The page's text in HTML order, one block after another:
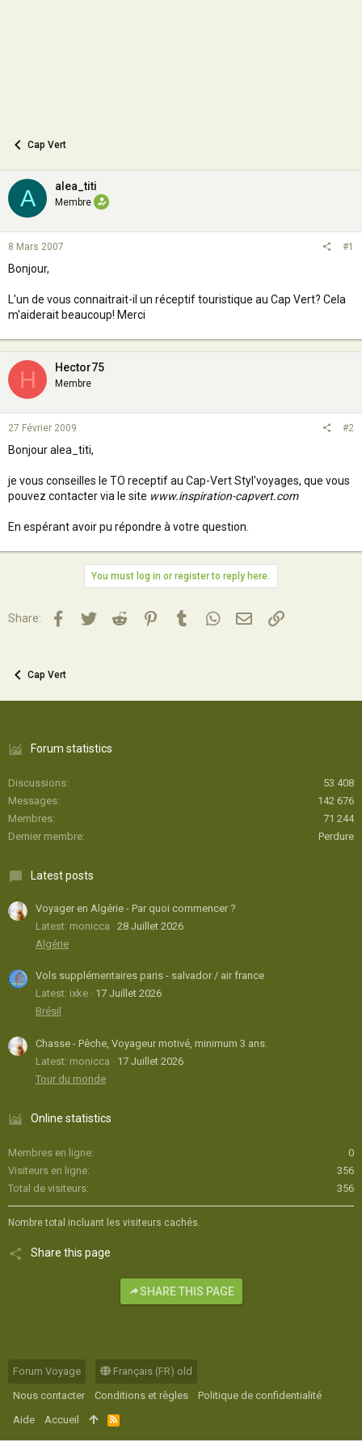
Cap Vert
A alea_titi
Membre
8 Mars 2007 #1
Bonjour,
L'un de vous connaitrait-il un réceptif touristique au Cap Vert? Cela
m'aiderait beaucoup! Merci
H Hector75
Membre
27 Février 2009 #2
Bonjour alea_titi,
je vous conseilles le TO receptif au Cap-Vert Styl'voyages, que vous
pouvez contacter via le site www.inspiration-capvert.com
En espérant avoir pu répondre à votre question.
You must log in or register to reply here.
Share: Facebook
TwitterReddit PinterestTumblrWhatsApp
Email Lien
Cap Vert
Forum statistics
Discussions
53 408
Messages
142 676
Membres
71 244
Dernier membre
Perdure
Latest posts
Voyager en Algérie - Par quoi commencer ?
Latest: monicca
28 Juillet 2026
Algérie
Vols supplémentaires paris - salvador / air france
Latest: ixke
17 Juillet 2026
Brésil
Chasse - Pêche, Voyageur motivé, minimum 3 ans.
Latest: monicca
17 Juillet 2026
Tour du monde
Online statistics
Membres en ligne
0
Visiteurs en ligne
356
Total de visiteurs
356
Nombre total incluant les visiteurs cachés.
Share this page
SHARE THIS PAGE
Forum Voyage
Français (FR) old
Nous contacter
Conditions et règles
Politique de confidentialité
Aide
Accueil
R
S
S